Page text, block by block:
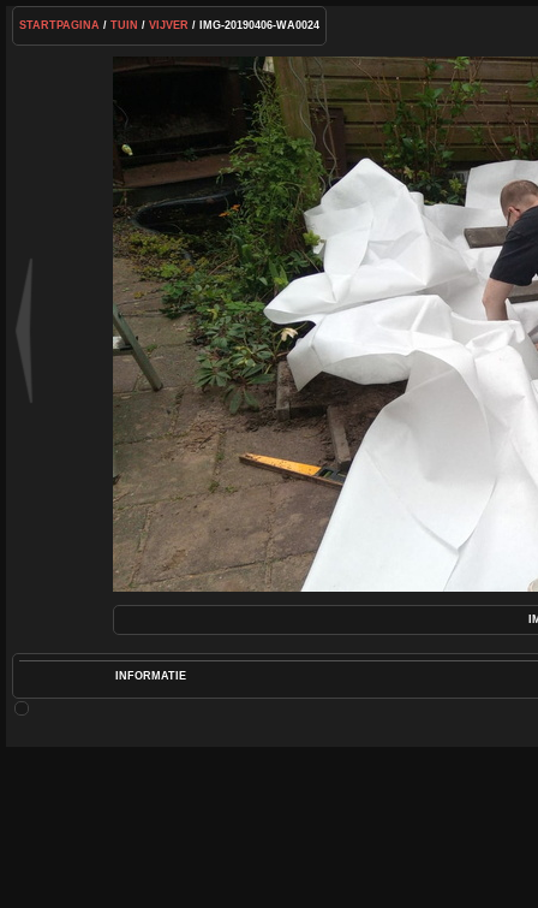
STARTPAGINA / TUIN / VIJVER / IMG-20190406-WA0024
INFORMATIE